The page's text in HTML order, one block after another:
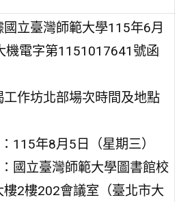
國立臺灣師範大學115年6月
機電字第1151017641號函
工作坊北部場次時間及地點
115年8月5日（星期三）
國立臺灣師範大學圖書館校
樓2樓202會議室（臺北市大